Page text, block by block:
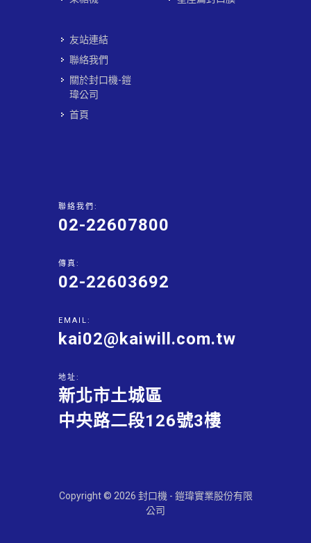
友站連結
聯絡我們
關於封口機-鎧
瑋公司
首頁
聯絡我們:
02-22607800
傳真:
02-22603692
EMAIL:
kai02@kaiwill.com.tw
地址:
新北市土城區
中央路二段126號3樓
Copyright © 2026 封口機 - 鎧瑋實業股份有限
公司